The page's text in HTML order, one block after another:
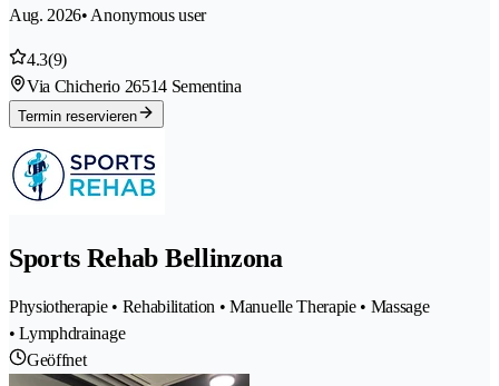
Aug. 2026• Anonymous user
4.3(9)
Via Chicherio 26514 Sementina
Termin reservieren
Sports Rehab Bellinzona
Physiotherapie • Rehabilitation • Manuelle Therapie • Massage
• Lymphdrainage
Geöffnet